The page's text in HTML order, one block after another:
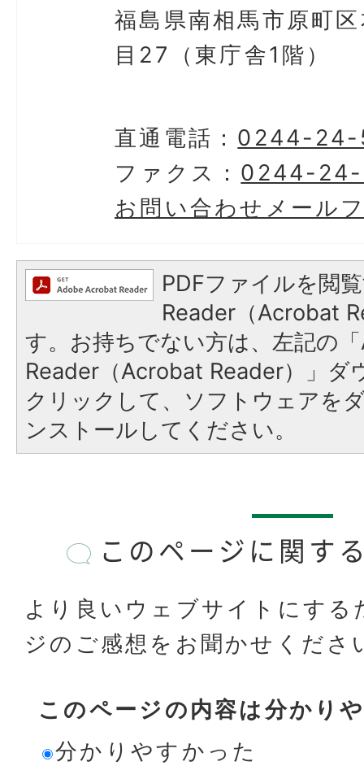
福島県南相馬市原町
目27（東庁舎1階）
直通電話： 0244-
ファクス： 0244-
お問い合わせメール
PDFファイルを閲
Reader（Acrobat
す。お持ちでない方は、左記の
Reader（Acrobat Reader）」ダ
クリックして、ソフトウェアを
ンストールしてください。
このページに関す
より良いウェブサイトにする
ジのご感想をお聞かせくださ
このページの内容は分かり
分かりやすかった